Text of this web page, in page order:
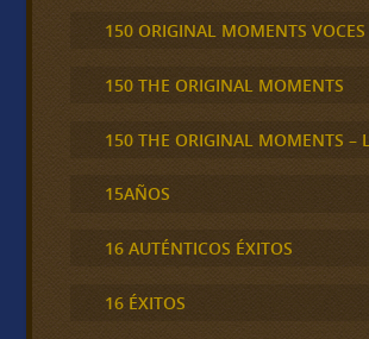
150 ORIGINAL MOMENTS
150 THE ORIGINAL MOMENTS
150 THE ORIGINAL MOMENTS –
15AÑOS
16 AUTÉNTICOS ÉXITOS
16 ÉXITOS